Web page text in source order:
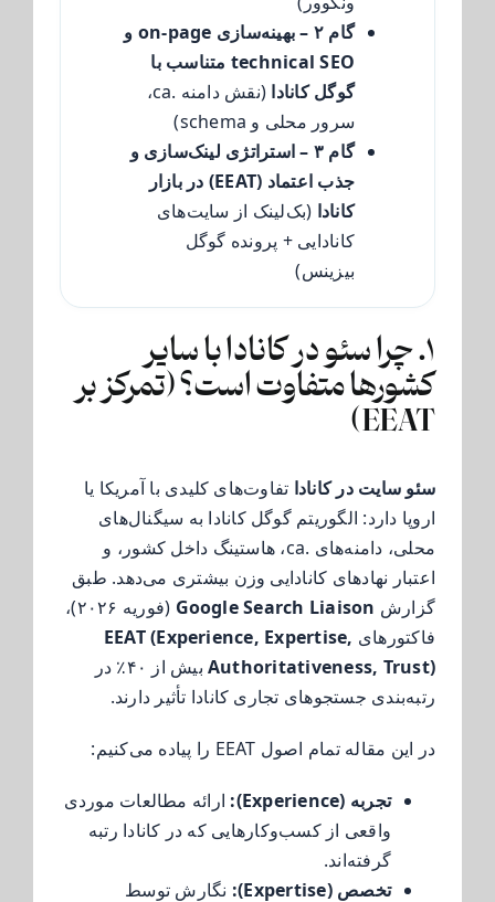
گام ۲ – بهینه‌سازی on-page و
technical SEO متناسب با
گوگل کانادا
(نقش دامنه .ca،
سرور محلی و schema)
گام ۳ – استراتژی لینک‌سازی و
جذب اعتماد (EEAT) در بازار
کانادا (بک‌لینک از سایت‌های
کانادایی + پرونده گوگل
بیزینس)
۱. چرا سئو در کانادا با سایر
کشورها متفاوت است؟ (تمرکز بر
EEAT)
سئو سایت در کانادا تفاوت‌های کلیدی با آمریکا یا
اروپا دارد: الگوریتم گوگل کانادا به سیگنال‌های
محلی، دامنه‌های .ca، هاستینگ داخل کشور، و
اعتبار نهادهای کانادایی وزن بیشتری می‌دهد. طبق
گزارش Google Search Liaison
(فوریه ۲۰۲۶)،
فاکتورهای EEAT (Experience, Expertise,
Authoritativeness, Trust)
بیش از ۴۰٪ در
رتبه‌بندی جستجوهای تجاری کانادا تأثیر دارند.
در این مقاله تمام اصول EEAT را پیاده می‌کنیم:
تجربه (Experience):
ارائه مطالعات موردی
واقعی از کسب‌وکارهایی که در کانادا رتبه
گرفته‌اند.
تخصص (Expertise):
نگارش توسط